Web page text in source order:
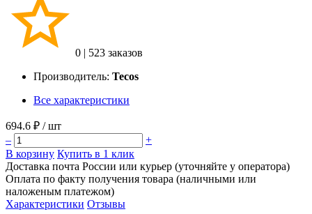
0 | 523 заказов
Производитель: Tecos
Все характеристики
694.6 ₽ / шт
–
+
В корзину Купить в 1 клик
Доставка почта России или курьер (уточняйте у оператора)
Оплата по факту получения товара (наличными или
наложеным платежом)
Характеристики Отзывы